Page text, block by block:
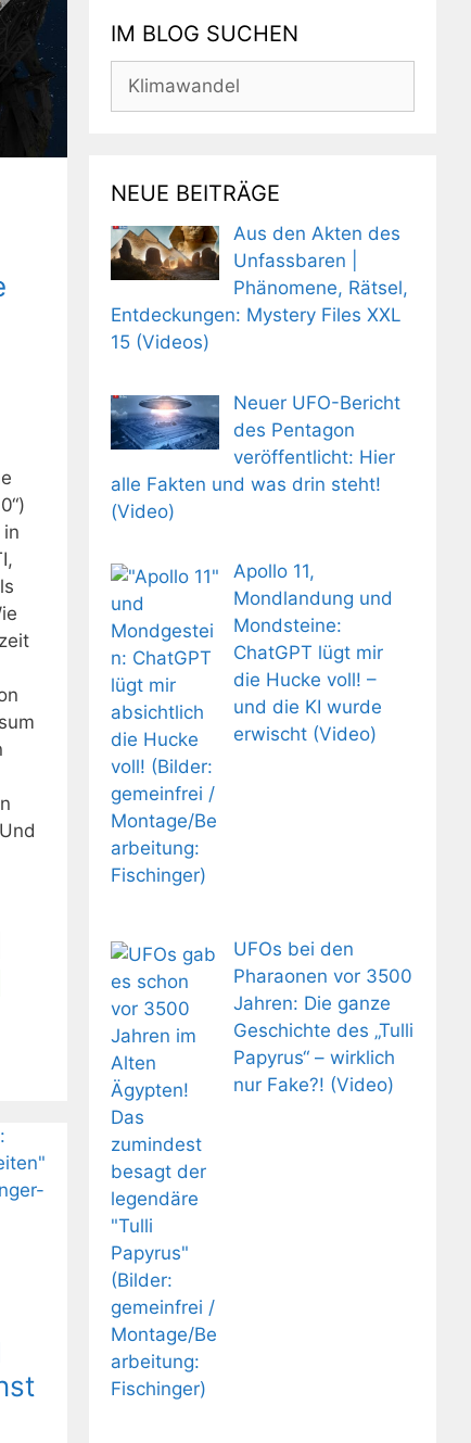
IM BLOG SUCHEN
Suchen
NEUE BEITRÄGE
Aus den Akten des
Unfassbaren |
Phänomene, Rätsel,
Entdeckungen: Mystery Files XXL
15 (Videos)
Neuer UFO-Bericht
des Pentagon
veröffentlicht: Hier
alle Fakten und was drin steht!
(Video)
Apollo 11,
Mondlandung und
Mondsteine:
ChatGPT lügt mir
die Hucke voll! –
und die KI wurde
erwischt (Video)
UFOs bei den
Pharaonen vor 3500
Jahren: Die ganze
Geschichte des „Tulli
Papyrus“ – wirklich
nur Fake?! (Video)